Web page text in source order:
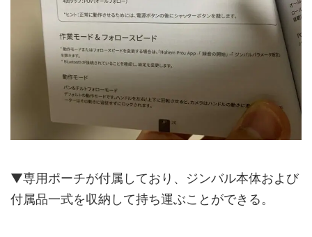
▼専用ポーチが付属しており、ジンバル本体および
付属品一式を収納して持ち運ぶことができる。